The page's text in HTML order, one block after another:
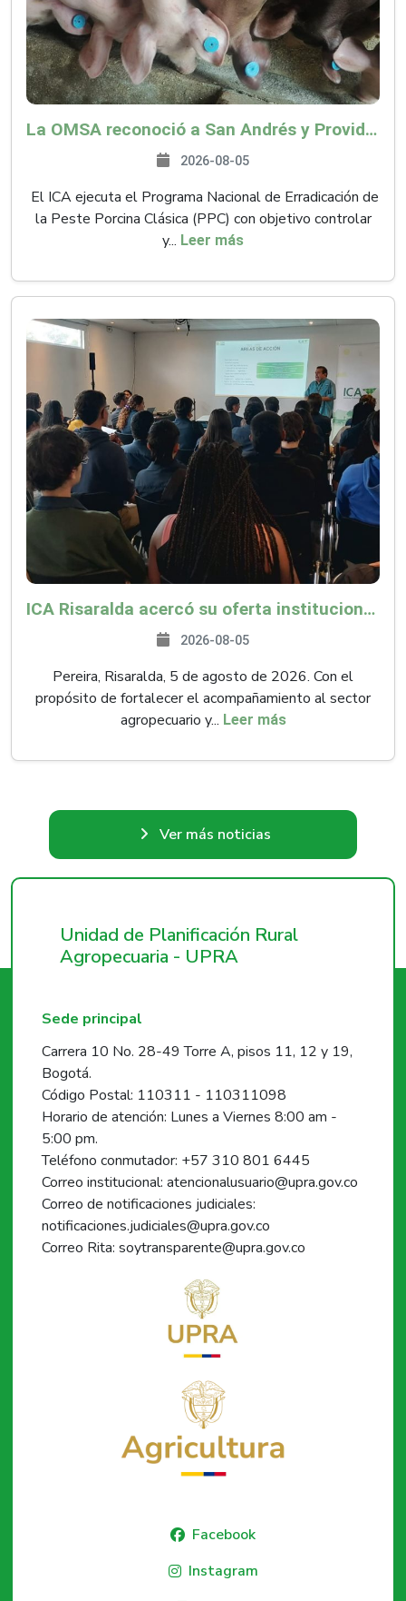
La OMSA reconoció a San Andrés y Providencia como zona libre de Peste Porcina Clásica (PPC)
2026-08-05
El ICA ejecuta el Programa Nacional de Erradicación de
la Peste Porcina Clásica (PPC) con objetivo controlar
y... Leer más
ICA Risaralda acercó su oferta institucional a productores y emprendedores en Expocamello
2026-08-05
Pereira, Risaralda, 5 de agosto de 2026. Con el
propósito de fortalecer el acompañamiento al sector
agropecuario y... Leer más
Ver más noticias
Unidad de Planificación Rural
Agropecuaria - UPRA
Sede principal
Carrera 10 No. 28-49 Torre A, pisos 11, 12 y 19,
Bogotá.
Código Postal: 110311 - 110311098
Horario de atención: Lunes a Viernes 8:00 am -
5:00 pm.
Teléfono conmutador: +57 310 801 6445
Correo institucional: atencionalusuario@upra.gov.co
Correo de notificaciones judiciales:
notificaciones.judiciales@upra.gov.co
Correo Rita: soytransparente@upra.gov.co
Facebook
Instagram